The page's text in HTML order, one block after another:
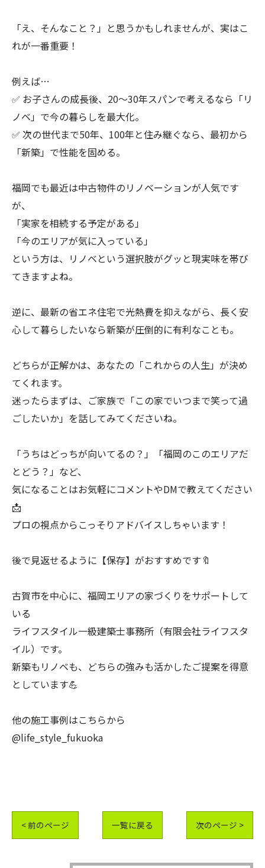
「え、そんなこと？」と思うかもしれませんが、実はこ
れが一番重要！
例えば…
✅ お子さんの成長後、20〜30年スパンで考えるなら「リ
ノベ」で今の暮らしを最大化。
✅ 次の世代まで50年、100年と住み継ぐなら、最初から
「新築」で性能を固める。
福岡でも最近は中古物件のリノベーションが人気です
が、
「実家を相続する予定がある」
「今のエリアが気に入っている」
という方は、リノベという選択肢がグッと現実味を帯び
てきますよね。
逆に、最新の省エネ住宅で光熱費を抑えながら、長く安
心して暮らしたいなら新築が圧倒的に有利なことも。
どちらが正解かは、あなたの「これからの人生」が決め
てくれます。
迷ったらまずは、ご家族で「この家でいつまで笑って過
ごしたいか」を話してみてくださいね。
「うちはどっちが向いてるの？」「福岡のこのエリアだ
とどう？」など、
気になることはお気軽にコメントやDMで教えてください
📩
プロの視点からこっそりアドバイスしちゃいます！
後で見返せるように【保存】がおすすめです🔖
古賀市を中心に、福岡エリアの家づくりをサポートして
いる
ライフスタイル一級建築士事務所（有限会社ライフスタ
イル）です。
新築もリノベも、どちらの強みも活かしたご提案を得意
としています💪
他の施工事例はこちらから
@life_style_fukuoka
< 前のページ 一覧に戻る 次のページ >